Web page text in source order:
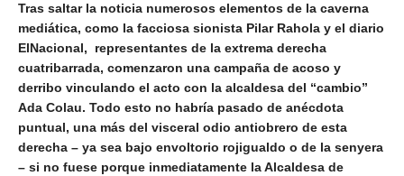
Tras saltar la noticia numerosos elementos de la caverna
mediática, como la facciosa sionista Pilar Rahola y el diario
ElNacional, representantes de la extrema derecha
cuatribarrada, comenzaron una campaña de acoso y
derribo vinculando el acto con la alcaldesa del “cambio”
Ada Colau. Todo esto no habría pasado de anécdota
puntual, una más del visceral odio antiobrero de esta
derecha – ya sea bajo envoltorio rojigualdo o de la senyera
– si no fuese porque inmediatamente la Alcaldesa de